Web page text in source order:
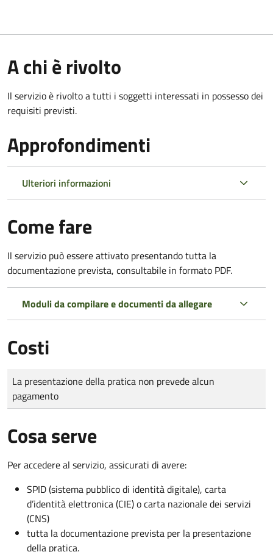
A chi è rivolto
Il servizio è rivolto a tutti i soggetti interessati in possesso dei
requisiti previsti.
Approfondimenti
Ulteriori informazioni
Come fare
Il servizio può essere attivato presentando tutta la
documentazione prevista, consultabile in formato PDF.
Moduli da compilare e documenti da allegare
Costi
Tipo di pagamento
Importo
La presentazione della pratica non prevede alcun
pagamento
Cosa serve
Per accedere al servizio, assicurati di avere:
SPID (sistema pubblico di identità digitale), carta
d’identità elettronica (CIE) o carta nazionale dei servizi
(CNS)
tutta la documentazione prevista per la presentazione
della pratica.